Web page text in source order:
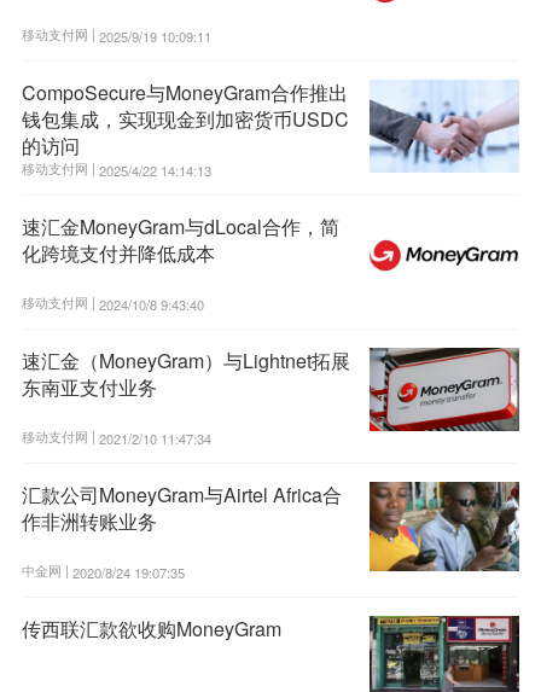
移动支付网 | 2025/9/19 10:09:11
CompoSecure与MoneyGram合作推出
钱包集成，实现现金到加密货币USDC
的访问
移动支付网 | 2025/4/22 14:14:13
速汇金MoneyGram与dLocal合作，简
化跨境支付并降低成本
移动支付网 | 2024/10/8 9:43:40
速汇金（MoneyGram）与Lightnet拓展
东南亚支付业务
移动支付网 | 2021/2/10 11:47:34
汇款公司MoneyGram与Airtel Africa合
作非洲转账业务
中金网 | 2020/8/24 19:07:35
传西联汇款欲收购MoneyGram